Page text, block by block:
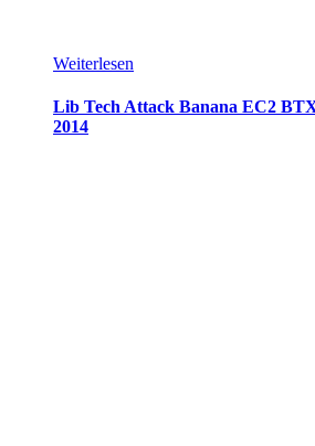
Weiterlesen
Lib Tech Attack Banana EC2
2014